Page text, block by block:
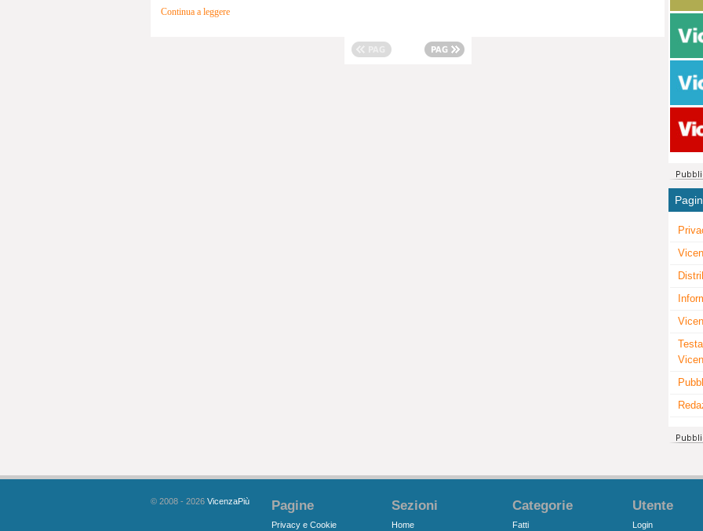
Continua a leggere
fatto
© 2008 - 2026 VicenzaPiù Pagine
Privacy e Cookie
Sezioni
Home
Categorie
Fatti
Utente
Login